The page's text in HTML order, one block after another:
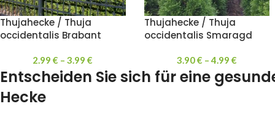
Thujahecke / Thuja
occidentalis Brabant
2.99€ –3.99€
Thujahecke / Thuja
occidentalis Smaragd
3.90€ –4.99€
Entscheiden Sie sich für eine
Hecke